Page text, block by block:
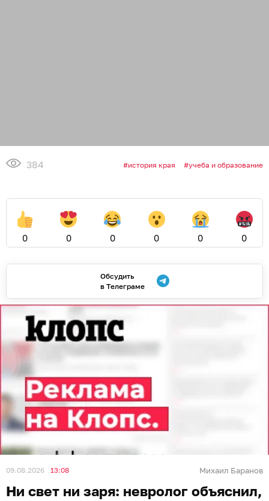
384 история края учеба и образование
0 0 0 0 0 0
Обсудить
в Телеграме
09.08.2026 13:08 Михаил Баранов
Ни свет ни заря: невролог объяснил,